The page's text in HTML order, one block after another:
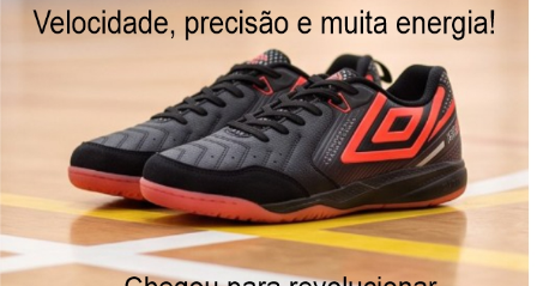
Tigre vence o ABC em Natal e
assume a liderança
O gol que garantiu a liderança da competição nacional
foi marcado por Fellipe Mateus